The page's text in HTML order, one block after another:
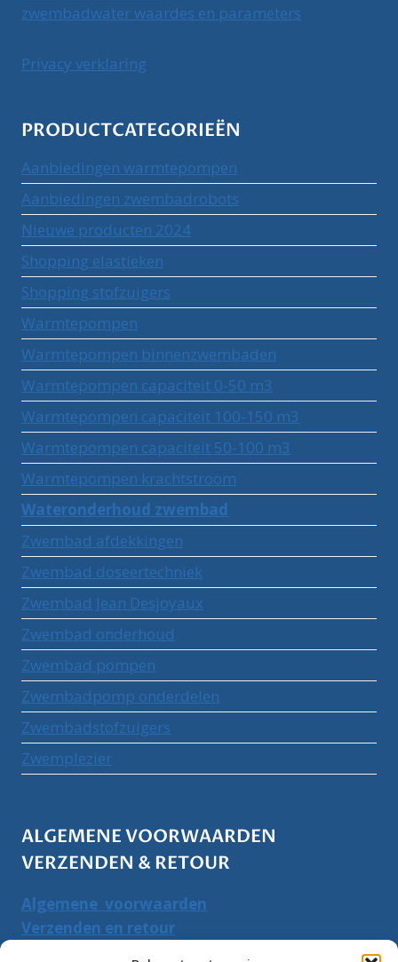
zwembadwater waardes en parameters
Privacy verklaring
PRODUCTCATEGORIEËN
Aanbiedingen warmtepompen
Aanbiedingen zwembadrobots
Nieuwe producten 2024
Shopping elastieken
Shopping stofzuigers
Warmtepompen
Warmtepompen binnenzwembaden
Warmtepompen capaciteit 0-50 m3
Warmtepompen capaciteit 100-150 m3
Warmtepompen capaciteit 50-100 m3
Warmtepompen krachtstroom
Wateronderhoud zwembad
Zwembad afdekkingen
Zwembad doseertechniek
Zwembad Jean Desjoyaux
Zwembad onderhoud
Zwembad pompen
Zwembadpomp onderdelen
Zwembadstofzuigers
Zwemplezier
ALGEMENE VOORWAARDEN
VERZENDEN & RETOUR
Algemene voorwaarden
Verzenden en retour